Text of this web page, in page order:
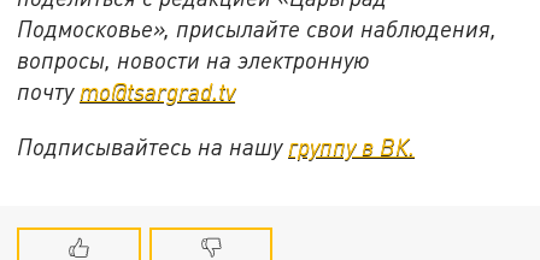
Подмосковье», присылайте свои наблюдения,
вопросы, новости на электронную
почту mo@tsargrad.tv
Подписывайтесь на нашу группу в ВК.